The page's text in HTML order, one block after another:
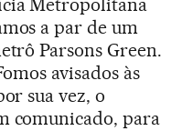
a par de um
Parsons Green.
avisados às
sua vez, o
comunicado, para